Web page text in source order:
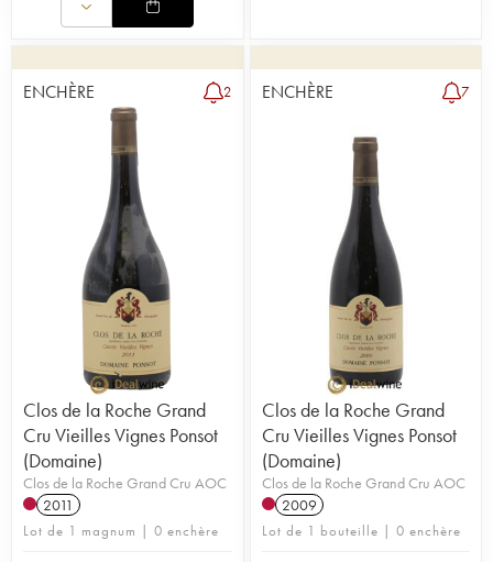
ENCHÈRE 2
Clos de la Roche Grand
Cru Vieilles Vignes Ponsot
(Domaine)
Clos de la Roche Grand Cru AOC
2011
Lot de 1 magnum | 0 enchère
ENCHÈRE 7
Clos de la Roche Grand
Cru Vieilles Vignes Ponsot
(Domaine)
Clos de la Roche Grand Cru AOC
2009
Lot de 1 bouteille | 0 enchère